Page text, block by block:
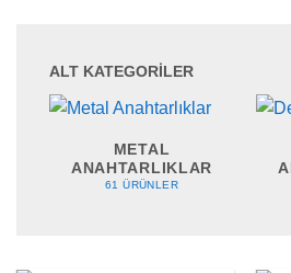
ALT KATEGORİLER
METAL
ANAHTARLIKLAR
61 ÜRÜNLER